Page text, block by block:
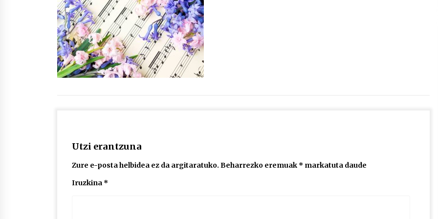
protagonista
2026/07/16
POTTO: San Pedro jaietako bertso-
saioa
2026/07/09
Utzi erantzuna
Zure e-posta helbidea ez da argitaratuko. Beharrezko eremuak * markatuta daude
Iruzkina *